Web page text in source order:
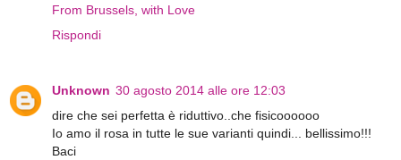
From Brussels, with Love
Rispondi
Unknown 30 agosto 2014 alle ore 12:03
dire che sei perfetta è riduttivo..che fisicoooooo
Io amo il rosa in tutte le sue varianti quindi... bellissimo!!!
Baci